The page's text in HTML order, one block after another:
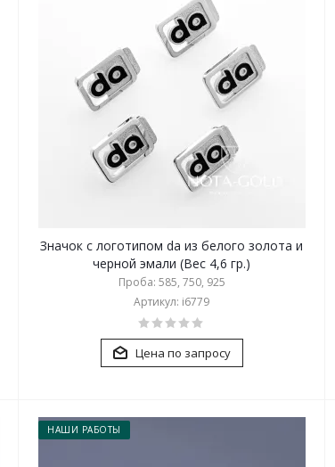
Значок с логотипом da из белого золота и
черной эмали (Вес 4,6 гр.)
Проба: 585, 750, 925
Артикул: i6779
Цена по запросу
НАШИ РАБОТЫ